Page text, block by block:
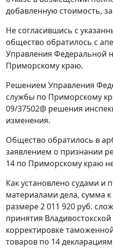
добавленную стоимость,
Не согласившись с
общество обратилось с
Управления Федеральной
Приморскому краю.
Решением Управления
службы по Приморскому
09/37502@ решения
изменения.
Общество обратилось в
заявлением о признании
14 по Приморскому краю
Как установлено судами и
материалами дела, сумма
размере 2 011 920 руб.
принятия
корректировке
товаров по 14